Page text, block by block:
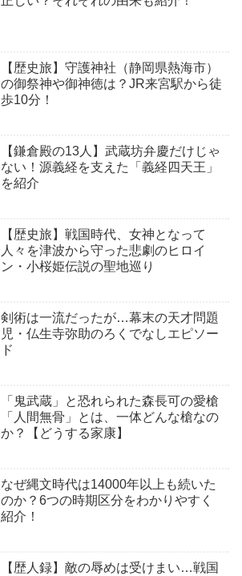
【歴史旅】守護神社（静岡県熱海市）
の御祭神や御神徳は？JR来宮駅から徒
歩10分！
【鎌倉殿の13人】武蔵坊弁慶だけじゃ
ない！源義経を支えた「義経四天王」
を紹介
【歴史旅】戦国時代、女神となって
人々を津波から守った悲劇のヒロイ
ン・小桜姫伝説の聖地巡り
剣術は一流だったが…幕末の天才問題
児・仏生寺弥助のろくでなしエピソー
ド
「鬼武蔵」と恐れられた森長可の愛槍
「人間無骨」とは、一体どんな槍なの
か？【どうする家康】
なぜ縄文時代は14000年以上も続いた
のか？6つの時期区分をわかりやすく
紹介！
【歴人録】敵の辱めは受けまい…戦国